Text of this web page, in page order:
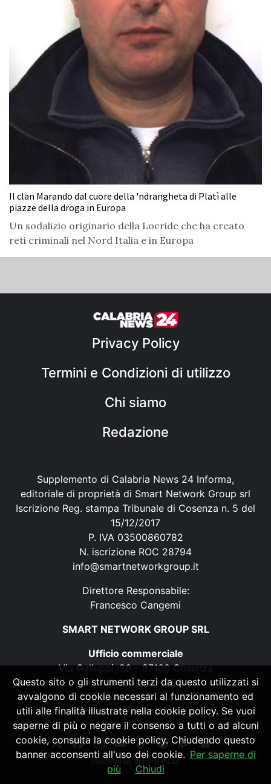
Il clan Marando dal cuore della 'ndrangheta di Platì alle
piazze della droga in Europa
Un sodalizio originario della Locride che ha creato
reti criminali nel Nord Italia e in Europa
Privacy Policy
Termini e Condizioni di utilizzo
Chi siamo
Redazione
Supplemento di Calabria News 24 Informa,
editoriale di proprietà di Smart Network Group srl
Iscrizione Reg. stampa Tribunale di Cosenza n. 5 del
15/12/2017
P. IVA 03500860782
N. iscrizione ROC 28794
info@smartnetworkgroup.it
Direttore Responsabile:
Francesco Cangemi
SMART NETWORK GROUP SRL
Ufficio commerciale
Via Galluppi, 26 – 87100 Cosenza
P. IVA 03500860782
N. iscrizione ROC 28794
info@smartnetworkgroup.it
Powered by SpheraHouse
Questo sito o gli strumenti terzi da questo utilizzati si
avvalgono di cookie necessari al funzionamento ed
utili alle finalità illustrate nella cookie policy. Se vuoi
saperne di più o negare il consenso a tutti o ad alcuni
cookie, consulta la cookie policy. Chiudendo questo
banner acconsenti all'uso dei cookie. Per saperne di
più
Chiudi